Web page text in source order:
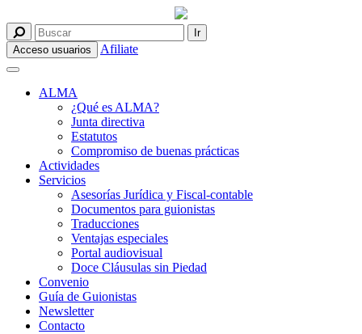
Acceso usuarios Afiliate
ALMA
¿Qué es ALMA?
Junta directiva
Estatutos
Compromiso de buenas prácticas
Actividades
Servicios
Asesorías Jurídica y Fiscal-contable
Documentos para guionistas
Traducciones
Ventajas especiales
Portal audiovisual
Doce Cláusulas sin Piedad
Convenio
Guía de Guionistas
Newsletter
Contacto